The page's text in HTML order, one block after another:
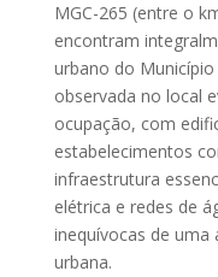
MGC-265 (entre o
encontram
urbano do
observada no local
ocupação, com
estabelecimentos
infraestrutura
elétrica e redes de
inequívocas de uma
urbana.